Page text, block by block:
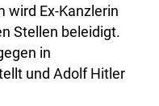
wird Ex-Kanzlerin
Stellen beleidigt.
in
und Adolf Hitler